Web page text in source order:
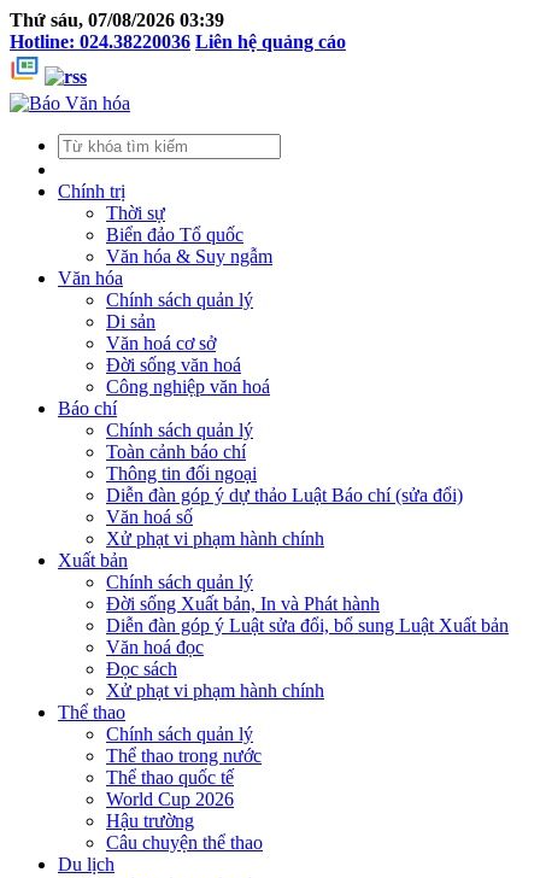
Thứ sáu, 07/08/2026 03:39
Hotline: 024.38220036 Liên hệ quảng cáo
Chính trị
Thời sự
Biển đảo Tổ quốc
Văn hóa & Suy ngẫm
Văn hóa
Chính sách quản lý
Di sản
Văn hoá cơ sở
Đời sống văn hoá
Công nghiệp văn hoá
Báo chí
Chính sách quản lý
Toàn cảnh báo chí
Thông tin đối ngoại
Diễn đàn góp ý dự thảo Luật Báo chí (sửa đổi)
Văn hoá số
Xử phạt vi phạm hành chính
Xuất bản
Chính sách quản lý
Đời sống Xuất bản, In và Phát hành
Diễn đàn góp ý Luật sửa đổi, bổ sung Luật Xuất bản
Văn hoá đọc
Đọc sách
Xử phạt vi phạm hành chính
Thể thao
Chính sách quản lý
Thể thao trong nước
Thể thao quốc tế
World Cup 2026
Hậu trường
Câu chuyện thể thao
Du lịch